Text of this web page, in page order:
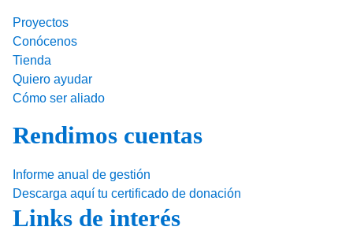
Proyectos
Conócenos
Tienda
Quiero ayudar
Cómo ser aliado
Rendimos cuentas
Informe anual de gestión
Descarga aquí tu certificado de donación
Links de interés